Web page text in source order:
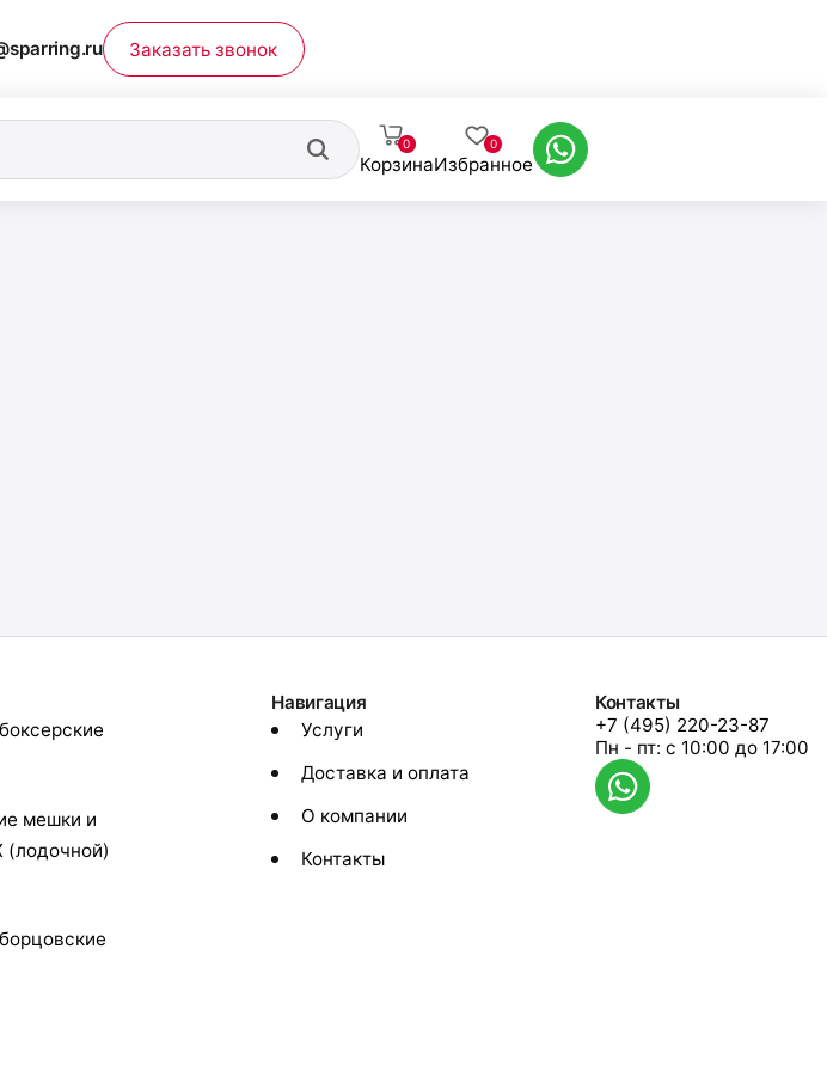
Заказать звонок
0
Корзина
0
Избранное
мешки и
(лодочной)
Навигация
Услуги
Доставка и оплата
О компании
Контакты
Контакты
+7 (495) 220-23-87
Пн - пт: с 10:00 до 17:00